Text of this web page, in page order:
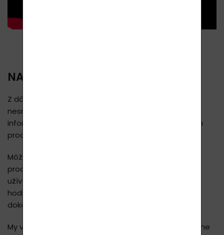
NAŠE VYHLÁSENIE:
Z dôvodu dodržiavania predpisov Európskej únie
nesmieme na našej webovej stránke zverejňovať
informácie o účinkoch našich jedinečných prírodných
produktov.
Môžeme však napísať, že za 10 rokov predaja našich
produktov máme mnoho miliónov spokojných
užívateľov vo viac ako 30 krajinách a väčšina z nich
hodnotí ich účinky ako úplne výnimočné a niektorí
dokonca používajú slovo zázračné.
My však vieme, že nejde o zázraky, ale o použitie úplne